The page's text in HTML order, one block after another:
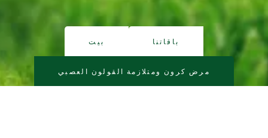
بيت باقاتنا
مرض كرون ومتلازمة القولون العصبي